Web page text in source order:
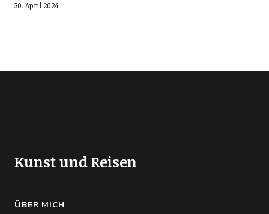
30. April 2024
Kunst und Reisen
ÜBER MICH